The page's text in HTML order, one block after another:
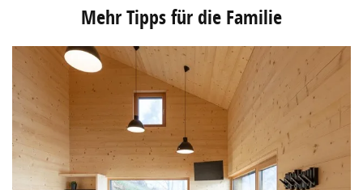
Mehr Tipps für die Familie